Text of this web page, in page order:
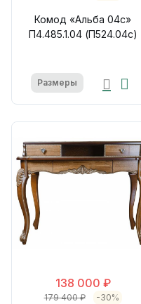
Комод «Альба 04с»
П4.485.1.04 (П524.04с)
Размеры
138 000 ₽
179 400 ₽ -30%